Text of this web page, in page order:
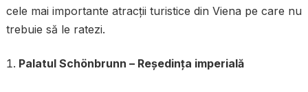
cele mai importante atracții turistice din Viena pe care nu
trebuie să le ratezi.
Palatul Schönbrunn – Reședința imperială